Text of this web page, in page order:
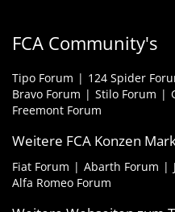
FCA Community's
Tipo Forum 124 Spider
Bravo Forum
Stilo Forum
Freemont Forum
Weitere FCA Konzen
Fiat Forum Abarth Forum
Alfa Romeo Forum